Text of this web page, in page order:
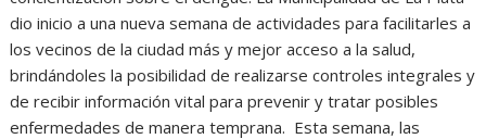
dio inicio a una nueva semana de actividades para facilitarles a
los vecinos de la ciudad más y mejor acceso a la salud,
brindándoles la posibilidad de realizarse controles integrales y
de recibir información vital para prevenir y tratar posibles
enfermedades de manera temprana. Esta semana, las